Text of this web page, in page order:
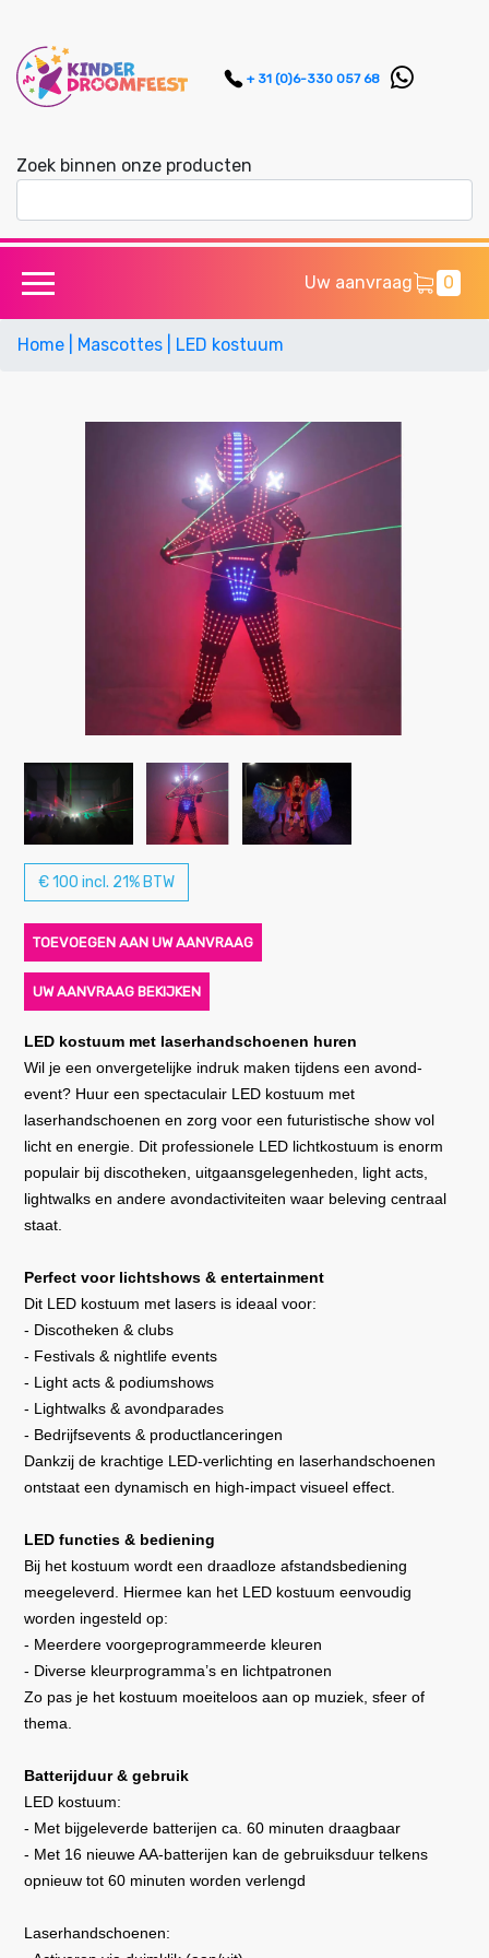
+ 31 (0)6-330 057 68
Zoek binnen onze producten
Uw aanvraag 0
Home | Mascottes | LED kostuum
€ 100 incl. 21% BTW
TOEVOEGEN AAN UW AANVRAAG
UW AANVRAAG BEKIJKEN
LED kostuum met laserhandschoenen huren
Wil je een onvergetelijke indruk maken tijdens een avond-
event? Huur een spectaculair LED kostuum met
laserhandschoenen en zorg voor een futuristische show vol
licht en energie. Dit professionele LED lichtkostuum is enorm
populair bij discotheken, uitgaansgelegenheden, light acts,
lightwalks en andere avondactiviteiten waar beleving centraal
staat.
Perfect voor lichtshows & entertainment
Dit LED kostuum met lasers is ideaal voor:
- Discotheken & clubs
- Festivals & nightlife events
- Light acts & podiumshows
- Lightwalks & avondparades
- Bedrijfsevents & productlanceringen
Dankzij de krachtige LED-verlichting en laserhandschoenen
ontstaat een dynamisch en high-impact visueel effect.
LED functies & bediening
Bij het kostuum wordt een draadloze afstandsbediening
meegeleverd. Hiermee kan het LED kostuum eenvoudig
worden ingesteld op:
- Meerdere voorgeprogrammeerde kleuren
- Diverse kleurprogramma’s en lichtpatronen
Zo pas je het kostuum moeiteloos aan op muziek, sfeer of
thema.
Batterijduur & gebruik
LED kostuum:
- Met bijgeleverde batterijen ca. 60 minuten draagbaar
- Met 16 nieuwe AA-batterijen kan de gebruiksduur telkens
opnieuw tot 60 minuten worden verlengd
Laserhandschoenen: